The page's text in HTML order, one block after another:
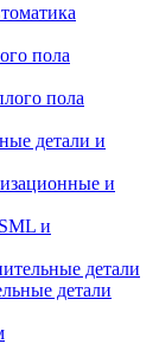
пола
пола
детали и
и
и
детали
детали